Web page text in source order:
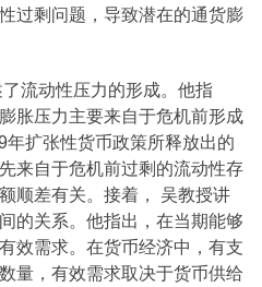
过剩问题，导致潜在的通货膨
流动性压力的形成。他指
胀压力主要来自于危机前形成
年扩张性货币政策所释放出的
来自于危机前过剩的流动性存
顺差有关。接着， 吴教授讲
的关系。他指出，在当期能够
效需求。在货币经济中，有支
量，有效需求取决于货币供给